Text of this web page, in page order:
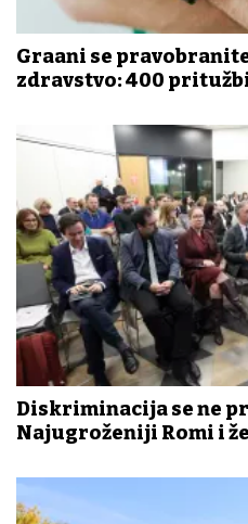
Građani se
zdravstvo: 400
Diskriminacija se ne
Najugroženiji Romi i